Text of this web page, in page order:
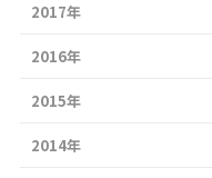
2017年
2016年
2015年
2014年